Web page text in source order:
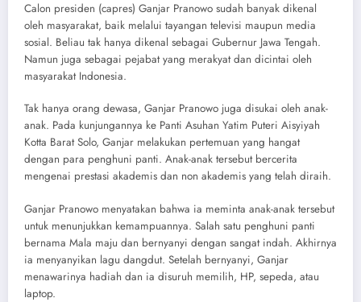
Calon presiden (capres) Ganjar Pranowo sudah banyak dikenal
oleh masyarakat, baik melalui tayangan televisi maupun media
sosial. Beliau tak hanya dikenal sebagai Gubernur Jawa Tengah.
Namun juga sebagai pejabat yang merakyat dan dicintai oleh
masyarakat Indonesia.
Tak hanya orang dewasa, Ganjar Pranowo juga disukai oleh anak-
anak. Pada kunjungannya ke Panti Asuhan Yatim Puteri Aisyiyah
Kotta Barat Solo, Ganjar melakukan pertemuan yang hangat
dengan para penghuni panti. Anak-anak tersebut bercerita
mengenai prestasi akademis dan non akademis yang telah diraih.
Ganjar Pranowo menyatakan bahwa ia meminta anak-anak tersebut
untuk menunjukkan kemampuannya. Salah satu penghuni panti
bernama Mala maju dan bernyanyi dengan sangat indah. Akhirnya
ia menyanyikan lagu dangdut. Setelah bernyanyi, Ganjar
menawarinya hadiah dan ia disuruh memilih, HP, sepeda, atau
laptop.